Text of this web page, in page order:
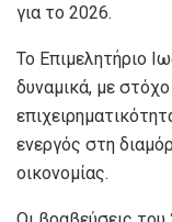
για το 2026.
Το Επιμελητήριο
δυναμικά, με
ενεργός στη
οικονομίας.